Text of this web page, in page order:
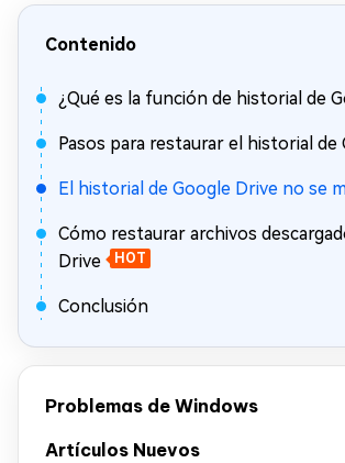
Contenido
¿Qué es la función de historial de
Pasos para restaurar el historial de
El historial de Google Drive no se
Cómo restaurar archivos
Drive
HOT
Conclusión
Problemas de Windows
Artículos Nuevos